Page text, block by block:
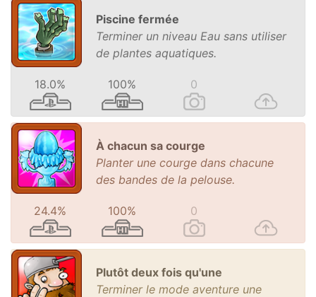
Piscine fermée
Terminer un niveau Eau sans utiliser
de plantes aquatiques.
18.0% 100% 0
À chacun sa courge
Planter une courge dans chacune
des bandes de la pelouse.
24.4% 100% 0
Plutôt deux fois qu'une
Terminer le mode aventure une